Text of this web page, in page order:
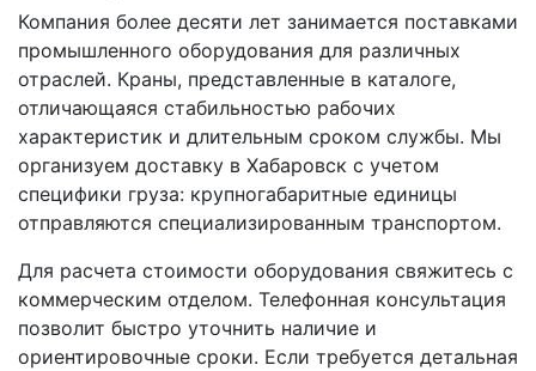
Компания более десяти лет занимается поставками
промышленного оборудования для различных
отраслей. Краны, представленные в каталоге,
отличающаяся стабильностью рабочих
характеристик и длительным сроком службы. Мы
организуем доставку в Хабаровск с учетом
специфики груза: крупногабаритные единицы
отправляются специализированным транспортом.
Для расчета стоимости оборудования свяжитесь с
коммерческим отделом. Телефонная консультация
позволит быстро уточнить наличие и
ориентировочные сроки. Если требуется детальная